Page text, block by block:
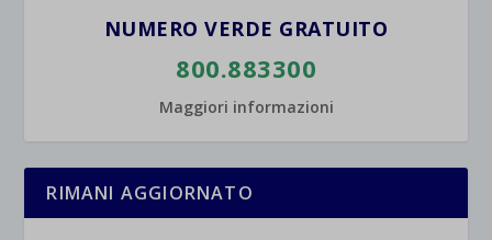
NUMERO VERDE GRATUITO
800.883300
Maggiori informazioni
RIMANI AGGIORNATO